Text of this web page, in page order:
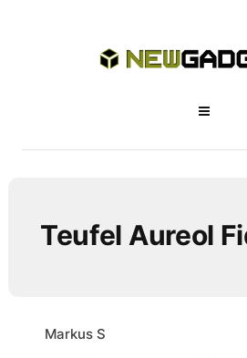
Teufel Aureol
Markus S